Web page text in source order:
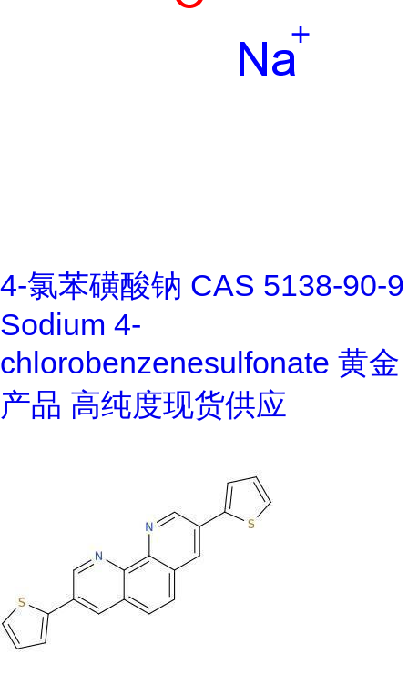
4-氯苯磺酸钠 CAS 5138-90-9
Sodium 4-
chlorobenzenesulfonate 黄金
产品 高纯度现货供应